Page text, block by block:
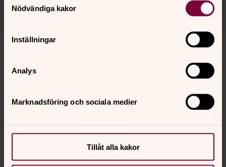
Nödvändiga kakor
Inställningar
Analys
Marknadsföring och sociala medier
Tillåt alla kakor
Senast ändrad 16 oktober 2024
innehåll?
Dela